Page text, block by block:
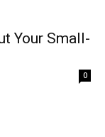
Your Small-
0